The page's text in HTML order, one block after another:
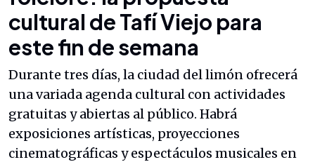
cultural de Tafí Viejo para
este fin de semana
Durante tres días, la ciudad del limón ofrecerá
una variada agenda cultural con actividades
gratuitas y abiertas al público. Habrá
exposiciones artísticas, proyecciones
cinematográficas y espectáculos musicales en